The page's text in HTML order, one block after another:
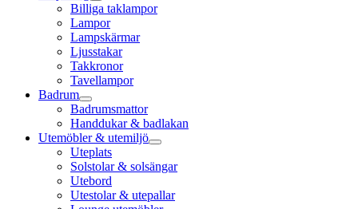
Billiga taklampor
Lampor
Lampskärmar
Ljusstakar
Takkronor
Tavellampor
Badrum
Badrumsmattor
Handdukar & badlakan
Utemöbler & utemiljö
Uteplats
Solstolar & solsängar
Utebord
Utestolar & utepallar